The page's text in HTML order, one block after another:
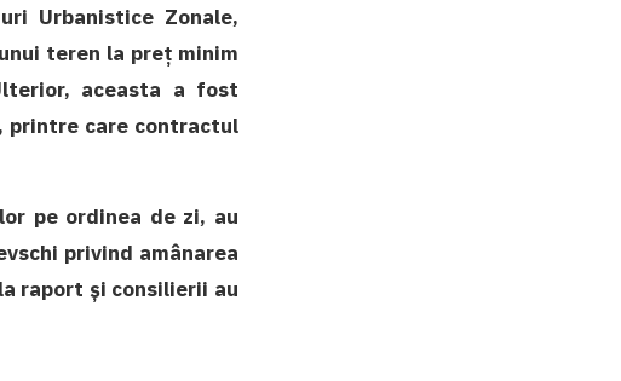
Urbanistice Zonale,
teren la preț minim
aceasta a fost
printre care contractul
pe ordinea de zi, au
privind amânarea
raport și consilierii au